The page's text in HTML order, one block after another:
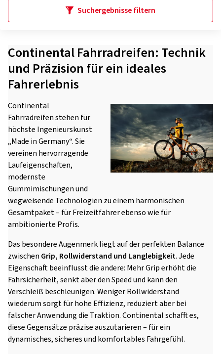
Suchergebnisse filtern
Continental Fahrradreifen: Technik
und Präzision für ein ideales
Fahrerlebnis
Continental
Fahrradreifen stehen für
höchste Ingenieurskunst
„Made in Germany“. Sie
vereinen hervorragende
Laufeigenschaften,
modernste
Gummimischungen und
wegweisende Technologien zu einem harmonischen
Gesamtpaket – für Freizeitfahrer ebenso wie für
ambitionierte Profis.
Das besondere Augenmerk liegt auf der perfekten Balance
zwischen Grip, Rollwiderstand und Langlebigkeit. Jede
Eigenschaft beeinflusst die andere: Mehr Grip erhöht die
Fahrsicherheit, senkt aber den Speed und kann den
Verschleiß beschleunigen. Weniger Rollwiderstand
wiederum sorgt für hohe Effizienz, reduziert aber bei
falscher Anwendung die Traktion. Continental schafft es,
diese Gegensätze präzise auszutarieren – für ein
dynamisches, sicheres und komfortables Fahrgefühl.